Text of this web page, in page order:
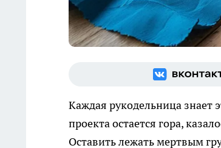
Каждая рукодельница знает
проекта остается гора,
Оставить лежать мертвым